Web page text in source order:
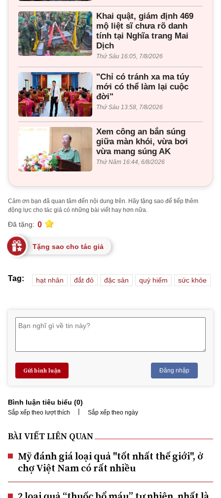
Khai quật, giám định 469
mộ liệt sĩ chưa rõ danh
tính tại Nghĩa trang Mai
Dịch
Thứ Sáu 16:05, 7/8/2026
"Chỉ có tránh xa ma túy
mới có thể làm lại cuộc
đời"
Thứ Sáu 13:58, 7/8/2026
Xem công an bắn súng
giữa màn khói, vừa bơi
vừa mang súng AK
Thứ Năm 16:44, 6/8/2026
Cảm ơn bạn đã quan tâm đến nội dung trên. Hãy tặng sao để tiếp thêm
động lực cho tác giả có những bài viết hay hơn nữa.
Đã tặng: 0
Tặng sao cho tác giả
Tag: hạt nhân đắt đỏ đặc sản quý hiếm sức khỏe
Gửi bình luận Đăng nhập
Bình luận tiêu biểu (0)
Sắp xếp theo lượt thích | Sắp xếp theo ngày
BÀI VIẾT LIÊN QUAN
Mỹ đánh giá loại quả "tốt nhất thế giới", ở
chợ Việt Nam có rất nhiều